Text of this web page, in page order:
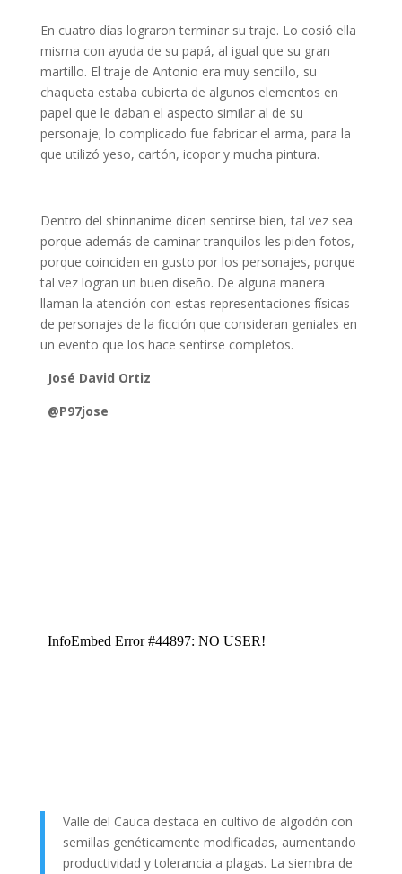
En cuatro días lograron terminar su traje. Lo cosió ella
misma con ayuda de su papá, al igual que su gran
martillo. El traje de Antonio era muy sencillo, su
chaqueta estaba cubierta de algunos elementos en
papel que le daban el aspecto similar al de su
personaje; lo complicado fue fabricar el arma, para la
que utilizó yeso, cartón, icopor y mucha pintura.
Dentro del shinnanime dicen sentirse bien, tal vez sea
porque además de caminar tranquilos les piden fotos,
porque coinciden en gusto por los personajes, porque
tal vez logran un buen diseño. De alguna manera
llaman la atención con estas representaciones físicas
de personajes de la ficción que consideran geniales en
un evento que los hace sentirse completos.
José David Ortiz
@P97jose
Valle del Cauca destaca en cultivo de algodón con
semillas genéticamente modificadas, aumentando
productividad y tolerancia a plagas. La siembra de